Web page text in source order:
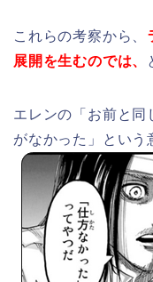
これらの考察から、
展開を生むのでは、
エレンの「お前と同
がなかった」という